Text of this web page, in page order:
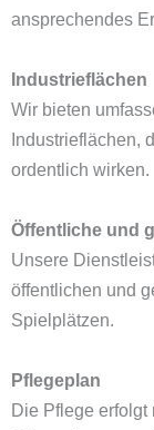
ansprechendes
Industrieflächen
Wir bieten
Industrieflächen,
ordentlich wirken.
Öffentliche und
Unsere
öffentlichen und
Spielplätzen.
Pflegeplan
Die Pflege